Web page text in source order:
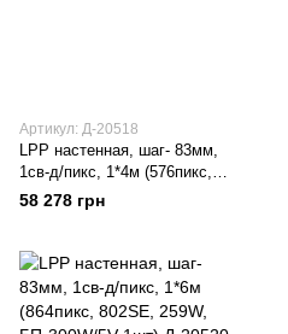
Артикул: Д-20518
LPP настенная, шаг- 83мм,
1св-д/пикс, 1*4м (576пикс,
802SE, 173W, БП-300W/5V-1шт)
58 278 грн